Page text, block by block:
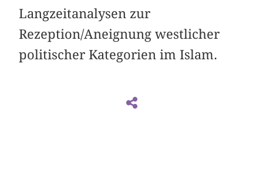
Langzeitanalysen zur
Rezeption/Aneignung westlicher
politischer Kategorien im Islam.